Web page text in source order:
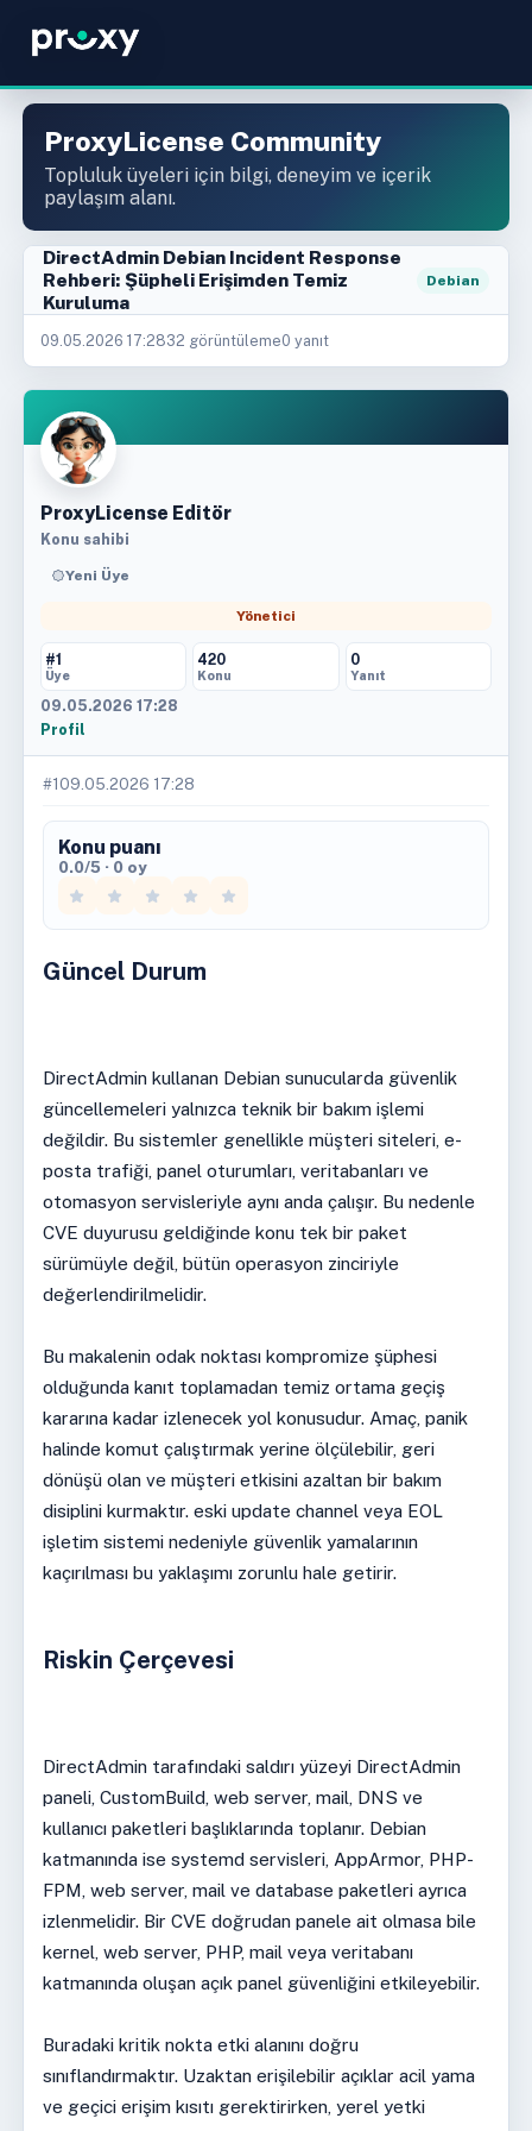
ProxyLicense Community
Topluluk üyeleri için bilgi, deneyim ve içerik
paylaşım alanı.
DirectAdmin Debian Incident Response
Rehberi: Şüpheli Erişimden Temiz
Kuruluma
Debian
09.05.2026 17:2832 görüntüleme0 yanıt
ProxyLicense Editör
Konu sahibi
Yeni Üye
Yönetici
#1
Üye
420
Konu
0
Yanıt
09.05.2026 17:28
Profil
#1 09.05.2026 17:28
Konu puanı
0.0/5 · 0 oy
Güncel Durum
DirectAdmin kullanan Debian sunucularda güvenlik
güncellemeleri yalnızca teknik bir bakım işlemi
değildir. Bu sistemler genellikle müşteri siteleri, e-
posta trafiği, panel oturumları, veritabanları ve
otomasyon servisleriyle aynı anda çalışır. Bu nedenle
CVE duyurusu geldiğinde konu tek bir paket
sürümüyle değil, bütün operasyon zinciriyle
değerlendirilmelidir.
Bu makalenin odak noktası kompromize şüphesi
olduğunda kanıt toplamadan temiz ortama geçiş
kararına kadar izlenecek yol konusudur. Amaç, panik
halinde komut çalıştırmak yerine ölçülebilir, geri
dönüşü olan ve müşteri etkisini azaltan bir bakım
disiplini kurmaktır. eski update channel veya EOL
işletim sistemi nedeniyle güvenlik yamalarının
kaçırılması bu yaklaşımı zorunlu hale getirir.
Riskin Çerçevesi
DirectAdmin tarafındaki saldırı yüzeyi DirectAdmin
paneli, CustomBuild, web server, mail, DNS ve
kullanıcı paketleri başlıklarında toplanır. Debian
katmanında ise systemd servisleri, AppArmor, PHP-
FPM, web server, mail ve database paketleri ayrıca
izlenmelidir. Bir CVE doğrudan panele ait olmasa bile
kernel, web server, PHP, mail veya veritabanı
katmanında oluşan açık panel güvenliğini etkileyebilir.
Buradaki kritik nokta etki alanını doğru
sınıflandırmaktır. Uzaktan erişilebilir açıklar acil yama
ve geçici erişim kısıtı gerektirirken, yerel yetki